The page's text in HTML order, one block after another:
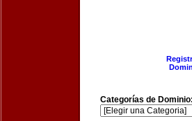
Categorías de Dominio: